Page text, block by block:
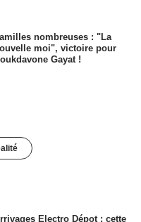
nombreuses : "La
moi", victoire pour
Gayat !
Electro Dépot : cette